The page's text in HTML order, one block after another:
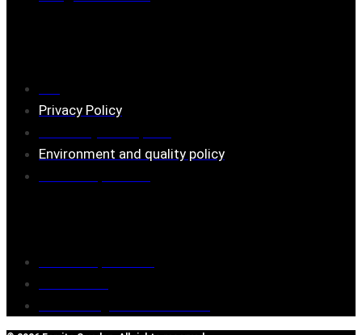
Privacy Policy
Environment and quality policy